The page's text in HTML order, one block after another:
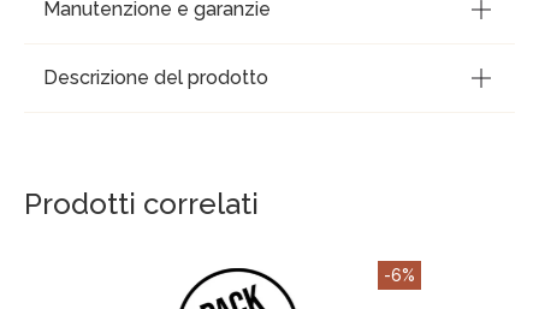
Manutenzione e garanzie
Descrizione del prodotto
Prodotti correlati